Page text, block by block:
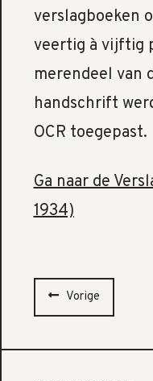
verslagboeken
veertig à vijftig
merendeel van
handschrift
OCR toegepast.
Ga naar de
1934)
Vorige